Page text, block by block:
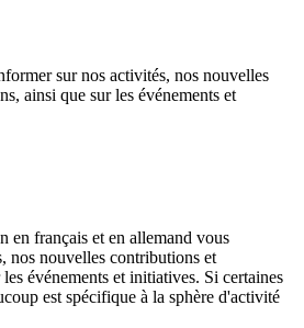
sur nos activités, nos nouvelles
ainsi que sur les événements et
en français et en allemand vous
nos nouvelles contributions et
événements et initiatives. Si certaines
est spécifique à la sphère d'activité